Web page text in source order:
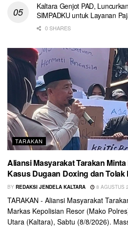
Kaltara Genjot PAD,
SIMPADKU untuk Layanan
0 SHARES
TARAKAN
Aliansi Masyarakat Tarakan
Kasus Dugaan Doxing dan
BY REDAKSI JENDELA KALTARA 8 AGUSTUS
TARAKAN - Aliansi Masyarakat
Markas Kepolisian Resor (Mako
Utara (Kaltara), Sabtu (8/8/2026).